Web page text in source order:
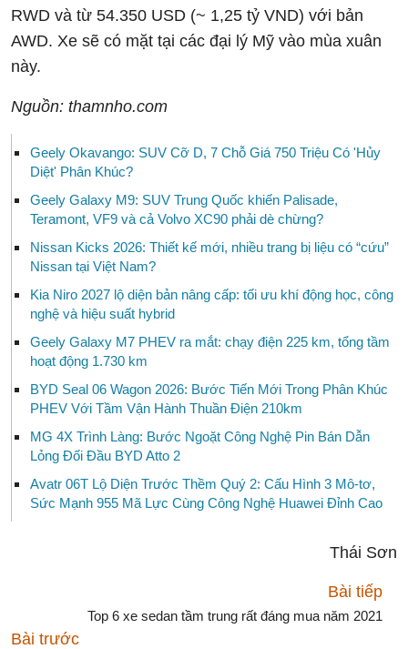
RWD và từ 54.350 USD (~ 1,25 tỷ VND) với bản
AWD. Xe sẽ có mặt tại các đại lý Mỹ vào mùa xuân
này.
Nguồn: thamnho.com
Geely Okavango: SUV Cỡ D, 7 Chỗ Giá 750 Triệu Có 'Hủy
Diệt' Phân Khúc?
Geely Galaxy M9: SUV Trung Quốc khiến Palisade,
Teramont, VF9 và cả Volvo XC90 phải dè chừng?
Nissan Kicks 2026: Thiết kế mới, nhiều trang bị liệu có “cứu”
Nissan tại Việt Nam?
Kia Niro 2027 lộ diện bản nâng cấp: tối ưu khí động học, công
nghệ và hiệu suất hybrid
Geely Galaxy M7 PHEV ra mắt: chạy điện 225 km, tổng tầm
hoạt động 1.730 km
BYD Seal 06 Wagon 2026: Bước Tiến Mới Trong Phân Khúc
PHEV Với Tầm Vận Hành Thuần Điện 210km
MG 4X Trình Làng: Bước Ngoặt Công Nghệ Pin Bán Dẫn
Lỏng Đối Đầu BYD Atto 2
Avatr 06T Lộ Diện Trước Thềm Quý 2: Cấu Hình 3 Mô-tơ,
Sức Mạnh 955 Mã Lực Cùng Công Nghệ Huawei Đỉnh Cao
Thái Sơn
Bài tiếp
Top 6 xe sedan tầm trung rất đáng mua năm 2021
Bài trước